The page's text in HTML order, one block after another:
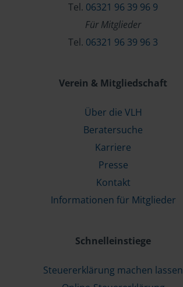
Tel. 06321 96 39 96 9
Für Mitglieder
Tel. 06321 96 39 96 3
Verein & Mitgliedschaft
Über die VLH
Beratersuche
Karriere
Presse
Kontakt
Informationen für Mitglieder
Schnelleinstiege
Steuererklärung machen lassen